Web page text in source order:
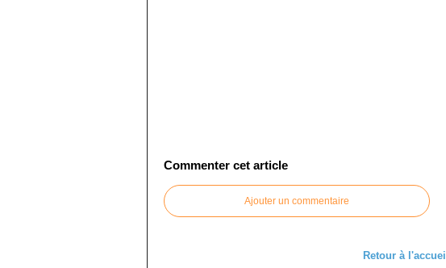
Commenter cet article
Ajouter un commentaire
Retour à l'accueil